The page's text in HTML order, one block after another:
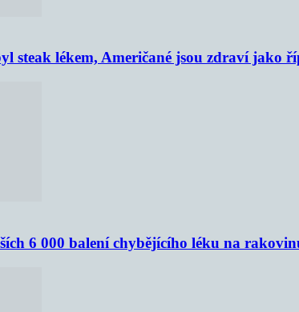
steak lékem, Američané jsou zdraví jako
6 000 balení chybějícího léku na